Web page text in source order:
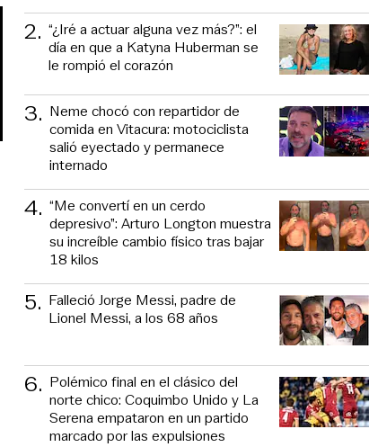
2. “¿Iré a actuar alguna vez más?”: el
día en que a Katyna Huberman se
le rompió el corazón
3. Neme chocó con repartidor de
comida en Vitacura: motociclista
salió eyectado y permanece
internado
4. “Me convertí en un cerdo
depresivo”: Arturo Longton muestra
su increíble cambio físico tras bajar
18 kilos
5. Falleció Jorge Messi, padre de
Lionel Messi, a los 68 años
6. Polémico final en el clásico del
norte chico: Coquimbo Unido y La
Serena empataron en un partido
marcado por las expulsiones